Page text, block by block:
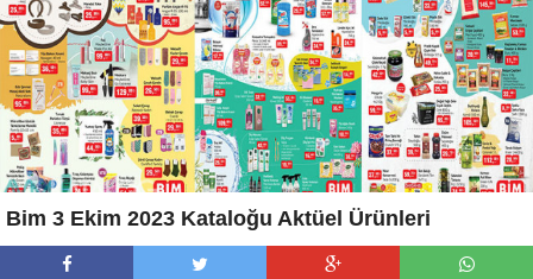
Bim 3 Ekim 2023 Kataloğu Aktüel Ürünleri